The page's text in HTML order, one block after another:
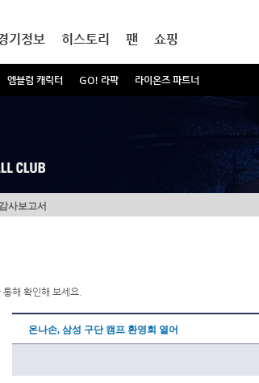
엠블럼 캐릭터 GO! 라팍 라이온즈 파트너
기정보 히스토리 팬 쇼핑
사보고서
해 확인해 보세요.
온나손, 삼성 구단 캠프 환영회 열어